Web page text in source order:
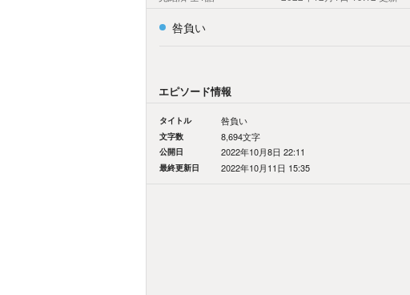
咎負い
エピソード情報
タイトル 咎負い
文字数 8,694文字
公開日 2022年10月8日 22:11
最終更新日 2022年10月11日 15:35